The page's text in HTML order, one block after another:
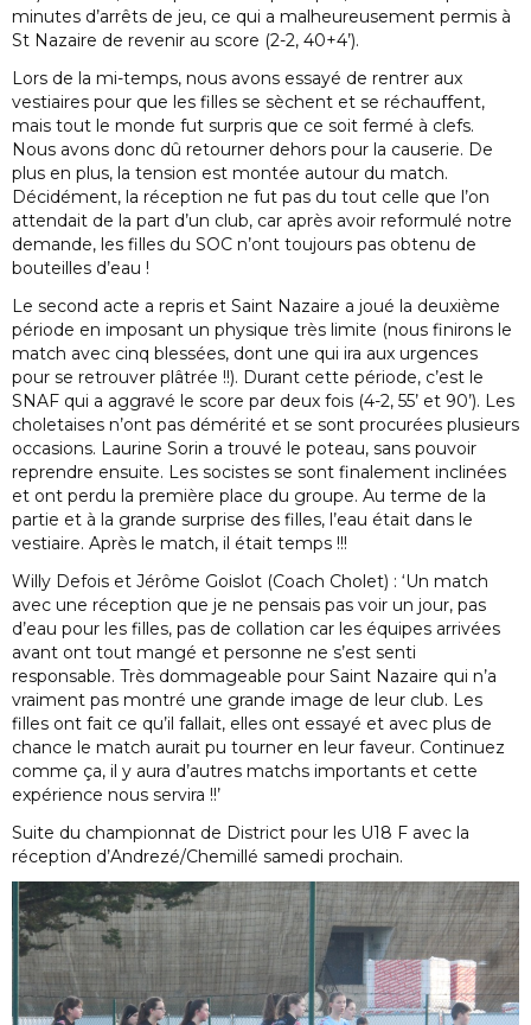
minutes d’arrêts de jeu, ce qui a malheureusement permis à
St Nazaire de revenir au score (2-2, 40+4’).
Lors de la mi-temps, nous avons essayé de rentrer aux
vestiaires pour que les filles se sèchent et se réchauffent,
mais tout le monde fut surpris que ce soit fermé à clefs.
Nous avons donc dû retourner dehors pour la causerie. De
plus en plus, la tension est montée autour du match.
Décidément, la réception ne fut pas du tout celle que l’on
attendait de la part d’un club, car après avoir reformulé notre
demande, les filles du SOC n’ont toujours pas obtenu de
bouteilles d’eau !
Le second acte a repris et Saint Nazaire a joué la deuxième
période en imposant un physique très limite (nous finirons le
match avec cinq blessées, dont une qui ira aux urgences
pour se retrouver plâtrée !!). Durant cette période, c’est le
SNAF qui a aggravé le score par deux fois (4-2, 55’ et 90’). Les
choletaises n’ont pas démérité et se sont procurées plusieurs
occasions. Laurine Sorin a trouvé le poteau, sans pouvoir
reprendre ensuite. Les socistes se sont finalement inclinées
et ont perdu la première place du groupe. Au terme de la
partie et à la grande surprise des filles, l’eau était dans le
vestiaire. Après le match, il était temps !!!
Willy Defois et Jérôme Goislot (Coach Cholet) : ‘Un match
avec une réception que je ne pensais pas voir un jour, pas
d’eau pour les filles, pas de collation car les équipes arrivées
avant ont tout mangé et personne ne s’est senti
responsable. Très dommageable pour Saint Nazaire qui n’a
vraiment pas montré une grande image de leur club. Les
filles ont fait ce qu’il fallait, elles ont essayé et avec plus de
chance le match aurait pu tourner en leur faveur. Continuez
comme ça, il y aura d’autres matchs importants et cette
expérience nous servira !!’
Suite du championnat de District pour les U18 F avec la
réception d’Andrezé/Chemillé samedi prochain.